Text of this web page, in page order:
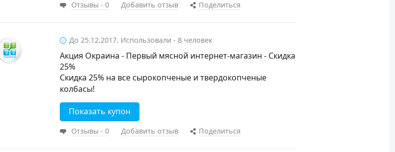
Отзывы - 0 Добавить отзыв Поделиться
До 25.12.2017. Использовали - 8 человек
Акция Окраина - Первый мясной интернет-магазин - Скидка
25%
Скидка 25% на все сырокопченые и твердокопченые
колбасы!
Показать купон
Отзывы - 0 Добавить отзыв Поделиться